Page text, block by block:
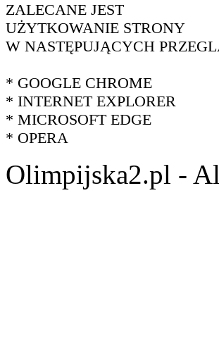
ZALECANE JEST
UŻYTKOWANIE STRONY
W NASTĘPUJĄCYCH
* GOOGLE CHROME
* INTERNET EXPLORER
* MICROSOFT EDGE
* OPERA
Olimpijska2.pl -